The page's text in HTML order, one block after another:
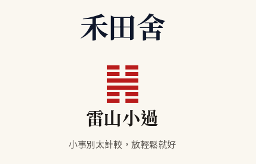
禾田舍
䷽
雷山小過
小事別太計較，放輕鬆就好